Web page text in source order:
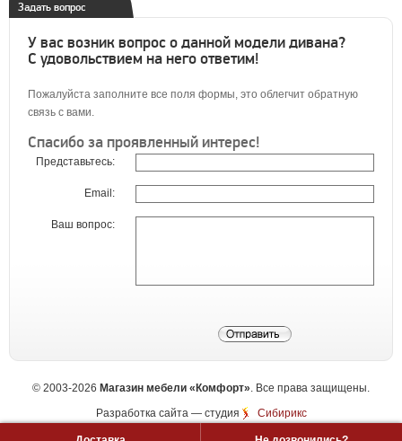
Задать вопрос
У вас возник вопрос о данной модели дивана?
С удовольствием на него ответим!
Пожалуйста заполните все поля формы, это облегчит обратную
связь с вами.
Спасибо за проявленный интерес!
Представьтесь:
Email:
Ваш вопрос:
© 2003-2026 Магазин мебели «Комфорт». Все права защищены.
Разработка сайта— студия Сибирикс